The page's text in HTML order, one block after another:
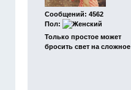
Сообщений: 4562
Пол:
Только простое может
бросить свет на сложное